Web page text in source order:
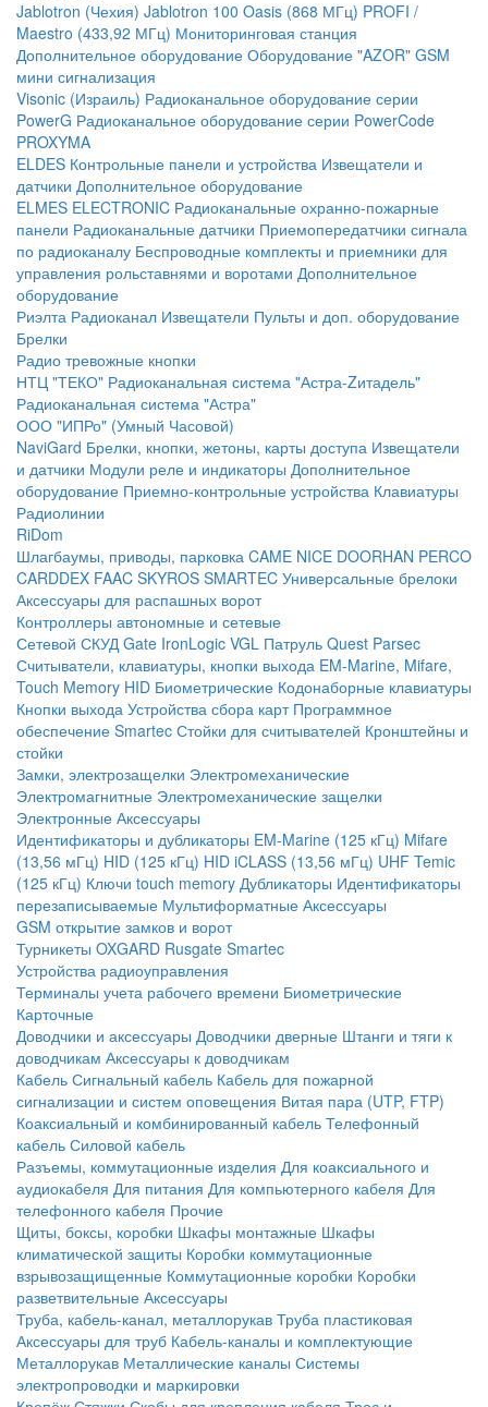
Jablotron (Чехия) Jablotron 100 Oasis (868 МГц) PROFI /
Maestro (433,92 МГц) Мониторинговая станция
Дополнительное оборудование Оборудование "AZOR" GSM
мини сигнализация
Visonic (Израиль) Радиоканальное оборудование серии
PowerG Радиоканальное оборудование серии PowerCode
PROXYMA
ELDES Контрольные панели и устройства Извещатели и
датчики Дополнительное оборудование
ELMES ELECTRONIC Радиоканальные охранно-пожарные
панели Радиоканальные датчики Приемопередатчики сигнала
по радиоканалу Беспроводные комплекты и приемники для
управления рольставнями и воротами Дополнительное
оборудование
Риэлта Радиоканал Извещатели Пульты и доп. оборудование
Брелки
Радио тревожные кнопки
НТЦ "ТЕКО" Радиоканальная система "Астра-Zитадель"
Радиоканальная система "Астра"
ООО "ИПРо" (Умный Часовой)
NaviGard Брелки, кнопки, жетоны, карты доступа Извещатели
и датчики Модули реле и индикаторы Дополнительное
оборудование Приемно-контрольные устройства Клавиатуры
Радиолинии
RiDom
Шлагбаумы, приводы, парковка CAME NICE DOORHAN PERCO
CARDDEX FAAC SKYROS SMARTEC Универсальные брелоки
Аксессуары для распашных ворот
Контроллеры автономные и сетевые
Сетевой СКУД Gate IronLogic VGL Патруль Quest Parsec
Считыватели, клавиатуры, кнопки выхода EM-Marine, Mifare,
Touch Memory HID Биометрические Кодонаборные клавиатуры
Кнопки выхода Устройства сбора карт Программное
обеспечение Smartec Стойки для считывателей Кронштейны и
стойки
Замки, электрозащелки Электромеханические
Электромагнитные Электромеханические защелки
Электронные Аксессуары
Идентификаторы и дубликаторы EM-Marine (125 кГц) Mifare
(13,56 мГц) HID (125 кГц) HID iCLASS (13,56 мГц) UHF Temic
(125 кГц) Ключи touch memory Дубликаторы Идентификаторы
перезаписываемые Мультиформатные Аксессуары
GSM открытие замков и ворот
Турникеты OXGARD Rusgate Smartec
Устройства радиоуправления
Терминалы учета рабочего времени Биометрические
Карточные
Доводчики и аксессуары Доводчики дверные Штанги и тяги к
доводчикам Аксессуары к доводчикам
Кабель Сигнальный кабель Кабель для пожарной
сигнализации и систем оповещения Витая пара (UTP, FTP)
Коаксиальный и комбинированный кабель Телефонный
кабель Силовой кабель
Разъемы, коммутационные изделия Для коаксиального и
аудиокабеля Для питания Для компьютерного кабеля Для
телефонного кабеля Прочие
Щиты, боксы, коробки Шкафы монтажные Шкафы
климатической защиты Коробки коммутационные
взрывозащищенные Коммутационные коробки Коробки
разветвительные Аксессуары
Труба, кабель-канал, металлорукав Труба пластиковая
Аксессуары для труб Кабель-каналы и комплектующие
Металлорукав Металлические каналы Системы
электропроводки и маркировки